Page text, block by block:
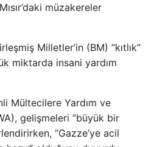
müzakereler
Milletler’in (BM) “kıtlık”
miktarda insani yardım
Mültecilere Yardım ve
gelişmeleri “büyük bir
“Gazze’ye acil